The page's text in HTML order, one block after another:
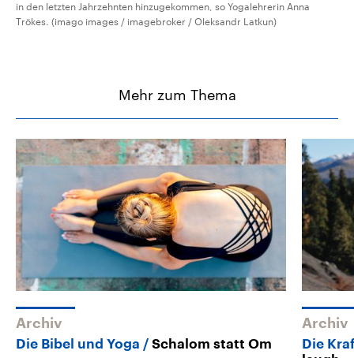
in den letzten Jahrzehnten hinzugekommen, so Yogalehrerin Anna
Trökes. (imago images / imagebroker / Oleksandr Latkun)
Mehr zum Thema
Archiv
Die Bibel und Yoga Schalom statt Om
Archiv
Die